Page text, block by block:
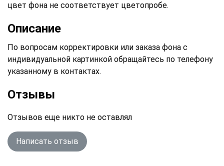
цвет фона не соответствует цветопробе.
Описание
По вопросам корректировки или заказа фона с
индивидуальной картинкой обращайтесь по телефону
указанному в контактах.
Отзывы
Отзывов еще никто не оставлял
Написать отзыв